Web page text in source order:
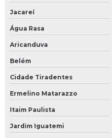
Jacareí
Água Rasa
Aricanduva
Belém
Cidade Tiradentes
Ermelino Matarazzo
Itaim Paulista
Jardim Iguatemi